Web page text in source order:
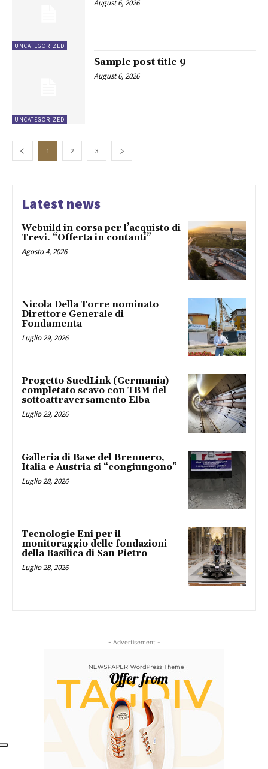
UNCATEGORIZED
August 6, 2026
UNCATEGORIZED
Sample post title 9
August 6, 2026
1 2 3
Latest news
Webuild in corsa per l’acquisto di
Trevi. “Offerta in contanti”
Agosto 4, 2026
Nicola Della Torre nominato
Direttore Generale di
Fondamenta
Luglio 29, 2026
Progetto SuedLink (Germania)
completato scavo con TBM del
sottoattraversamento Elba
Luglio 29, 2026
Galleria di Base del Brennero,
Italia e Austria si “congiungono”
Luglio 28, 2026
Tecnologie Eni per il
monitoraggio delle fondazioni
della Basilica di San Pietro
Luglio 28, 2026
- Advertisement -